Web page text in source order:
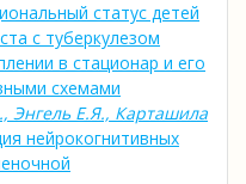
статус детей
с туберкулезом
в стационар и его
схемами
Энгель Е.Я., Карташила
нейрокогнитивных